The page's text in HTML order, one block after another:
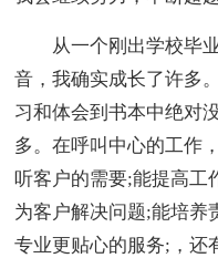
从一个刚出学校毕业
音，我确实成长了许多
习和体会到书本中绝对
多。在呼叫中心的工作
听客户的需要;能提高工
为客户解决问题;能培养
专业更贴心的服务;，还